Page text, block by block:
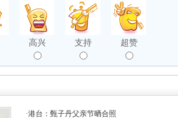
高兴 支持 超赞